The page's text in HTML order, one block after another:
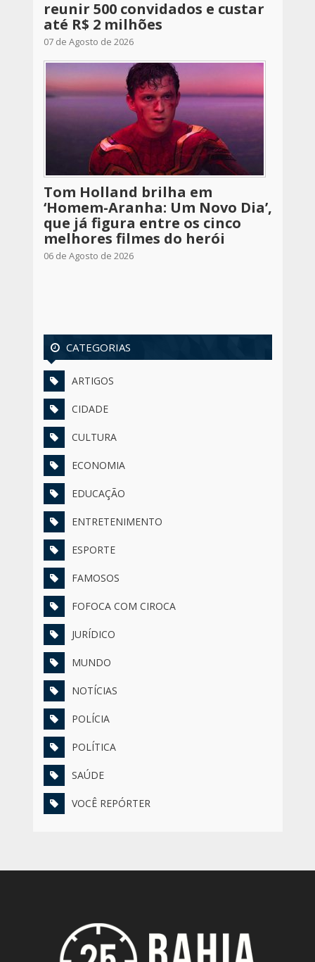
reunir 500 convidados e custar
até R$ 2 milhões
07 de Agosto de 2026
Tom Holland brilha em
‘Homem-Aranha: Um Novo Dia’,
que já figura entre os cinco
melhores filmes do herói
06 de Agosto de 2026
CATEGORIAS
ARTIGOS
CIDADE
CULTURA
ECONOMIA
EDUCAÇÃO
ENTRETENIMENTO
ESPORTE
FAMOSOS
FOFOCA COM CIROCA
JURÍDICO
MUNDO
NOTÍCIAS
POLÍCIA
POLÍTICA
SAÚDE
VOCÊ REPÓRTER